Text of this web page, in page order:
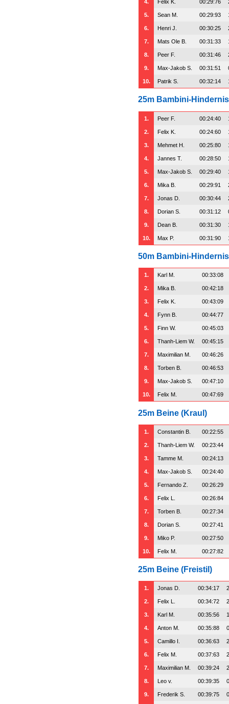
4. Felix K. 00:29:76
5. Sean M. 00:29:93
6. Henri J. 00:30:25
7. Mats Ole B. 00:31:33
8. Peer F. 00:31:46
9. Max-Jakob S. 00:31:51
10. Patrik S. 00:32:14
25m Bambini-Hindernis
1. Peer F. 00:24:40
2. Felix K. 00:24:60
3. Mehmet H. 00:25:80
4. Jannes T. 00:28:50
5. Max-Jakob S. 00:29:40
6. Mika B. 00:29:91
7. Jonas D. 00:30:44
8. Dorian S. 00:31:12
9. Dean B. 00:31:30
10. Max P. 00:31:90
50m Bambini-Hindernis
1. Karl M. 00:33:08
2. Mika B. 00:42:18
3. Felix K. 00:43:09
4. Fynn B. 00:44:77
5. Finn W. 00:45:03
6. Thanh-Liem W. 00:45:15
7. Maximilian M. 00:46:26
8. Torben B. 00:46:53
9. Max-Jakob S. 00:47:10
10. Felix M. 00:47:69
25m Beine (Kraul)
1. Constantin B. 00:22:55
2. Thanh-Liem W. 00:23:44
3. Tamme M. 00:24:13
4. Max-Jakob S. 00:24:40
5. Fernando Z. 00:26:29
6. Felix L. 00:26:84
7. Torben B. 00:27:34
8. Dorian S. 00:27:41
9. Miko P. 00:27:50
10. Felix M. 00:27:82
25m Beine (Freistil)
1. Jonas D. 00:34:17
2. Felix L. 00:34:72
3. Karl M. 00:35:56
4. Anton M. 00:35:88
5. Camillo I. 00:36:63
6. Felix M. 00:37:63
7. Maximilian M. 00:39:24
8. Leo v. 00:39:35
9. Frederik S. 00:39:75